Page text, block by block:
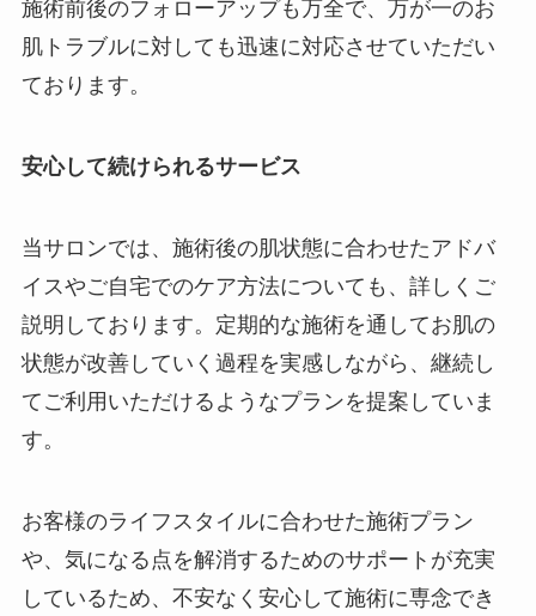
施術前後のフォローアップも万全で、万が一のお
肌トラブルに対しても迅速に対応させていただい
ております。
安心して続けられるサービス
当サロンでは、施術後の肌状態に合わせたアドバ
イスやご自宅でのケア方法についても、詳しくご
説明しております。定期的な施術を通してお肌の
状態が改善していく過程を実感しながら、継続し
てご利用いただけるようなプランを提案していま
す。
お客様のライフスタイルに合わせた施術プラン
や、気になる点を解消するためのサポートが充実
しているため、不安なく安心して施術に専念でき